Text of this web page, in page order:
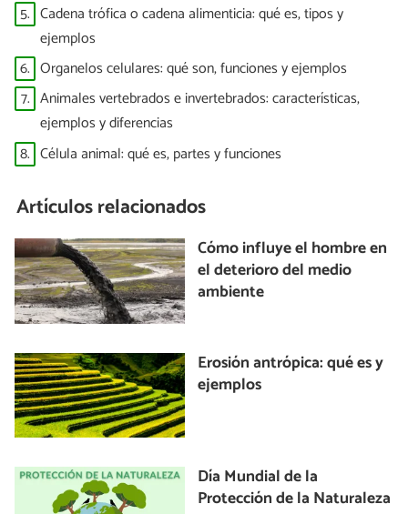
5. Cadena trófica o cadena alimenticia: qué es, tipos y
ejemplos
6. Organelos celulares: qué son, funciones y ejemplos
7. Animales vertebrados e invertebrados: características,
ejemplos y diferencias
8. Célula animal: qué es, partes y funciones
Artículos relacionados
Cómo influye el hombre en
el deterioro del medio
ambiente
Erosión antrópica: qué es y
ejemplos
Día Mundial de la
Protección de la Naturaleza